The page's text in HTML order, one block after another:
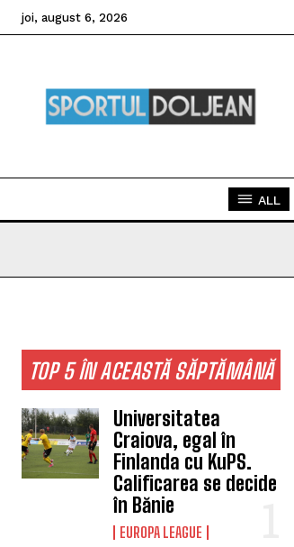
joi, august 6, 2026
ALL
TOP 5 ÎN ACEASTĂ SĂPTĂMÂNĂ
Universitatea
Craiova, egal în
Finlanda cu KuPS.
Calificarea se decide
în Bănie
EUROPA LEAGUE